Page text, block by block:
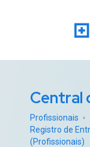
Central
Profissionais
Registro de
(Profissionais)